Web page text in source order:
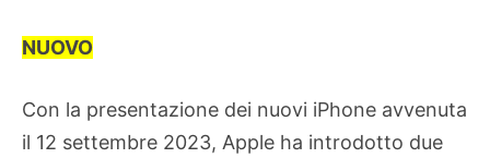
NUOVO
Con la presentazione dei nuovi iPhone avvenuta
il 12 settembre 2023, Apple ha introdotto due